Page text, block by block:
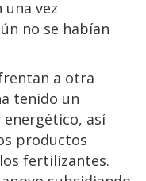
vez
no se habían
a otra
tenido un
así
productos
fertilizantes.